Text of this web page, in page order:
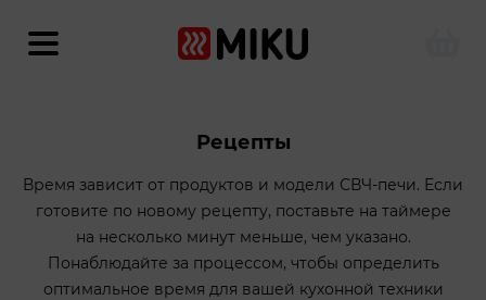
Рецепты
Время зависит от продуктов и модели СВЧ-печи. Если
готовите по новому рецепту, поставьте на таймере
на несколько минут меньше, чем указано.
Понаблюдайте за процессом, чтобы определить
оптимальное время для вашей кухонной техники